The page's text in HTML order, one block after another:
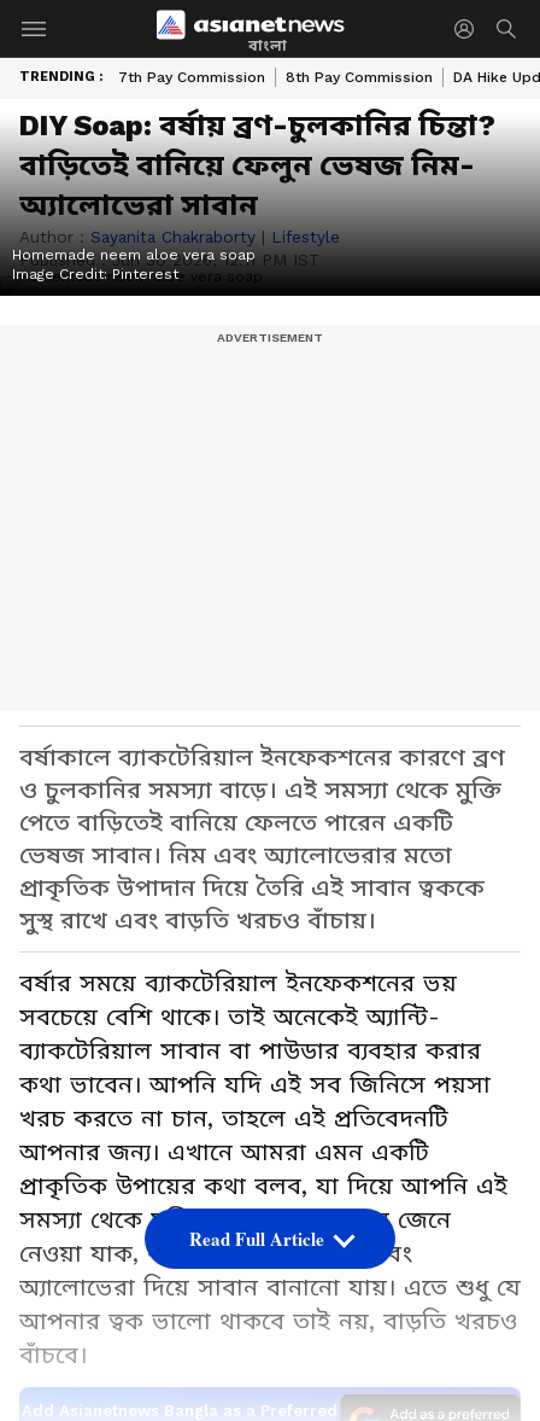
বাংলা
TRENDING : 7th Pay Commission 8th Pay Commission DA Hike
DIY Soap: বর্ষায় ব্রণ-চুলকানির চিন্তা?
বাড়িতেই বানিয়ে ফেলুন ভেষজ নিম-
অ্যালোভেরা সাবান
Author : Sayanita Chakraborty | Lifestyle
Published :Jun 30 2026, 12:11 PM IST
Homemade neem aloe vera soap
Image Credit:Pinterest
বর্ষাকালে ব্যাকটেরিয়াল ইনফেকশনের কারণে ব্রণ
ও চুলকানির সমস্যা বাড়ে। এই সমস্যা থেকে মুক্তি
পেতে বাড়িতেই বানিয়ে ফেলতে পারেন একটি
ভেষজ সাবান। নিম এবং অ্যালোভেরার মতো
প্রাকৃতিক উপাদান দিয়ে তৈরি এই সাবান ত্বককে
সুস্থ রাখে এবং বাড়তি খরচও বাঁচায়।
বর্ষার সময়ে ব্যাকটেরিয়াল ইনফেকশনের ভয়
সবচেয়ে বেশি থাকে। তাই অনেকেই অ্যান্টি-
ব্যাকটেরিয়াল সাবান বা পাউডার ব্যবহার করার
কথা ভাবেন। আপনি যদি এই সব জিনিসে পয়সা
খরচ করতে না চান, তাহলে এই প্রতিবেদনটি
আপনার জন্য। এখানে আমরা এমন একটি
প্রাকৃতিক উপায়ের কথা বলব, যা দিয়ে আপনি এই
সমস্যা থেকে মুক্তি পেতে পারেন। চলুন জেনে
নেওয়া যাক, কীভাবে বাড়িতেই নিম এবং
অ্যালোভেরা দিয়ে সাবান বানানো যায়। এতে শুধু যে
আপনার ত্বক ভালো থাকবে তাই নয়, বাড়তি খরচও
বাঁচবে।
Add Asianetnews Bangla as a Preferred
Read Full Article